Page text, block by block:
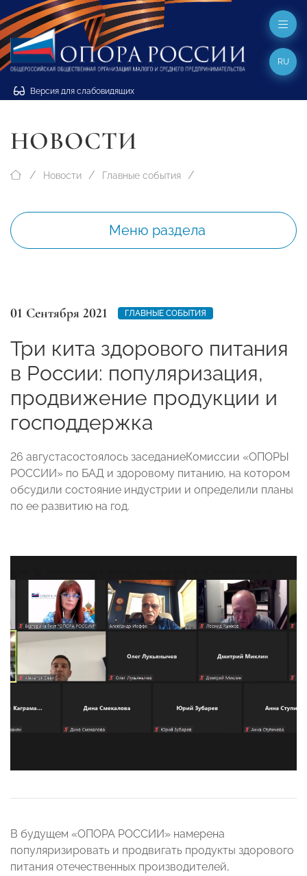
Версия для слабовидящих
RU
НОВОСТИ
Новости Главные события
Меню раздела
01 Сентября 2021 ГЛАВНЫЕ СОБЫТИЯ
Три кита здорового питания
в России: популяризация,
продвижение продукции и
господдержка
26 августасостоялось заседаниеКомиссии «ОПОРЫ
РОССИИ» по БАД и здоровому питанию, на котором
обсудили состояние индустрии и определили планы
по ее развитию на год.
В будущем «ОПОРА РОССИИ» намерена
популяризировать и продвигать продукты здорового
питания отечественных производителей,